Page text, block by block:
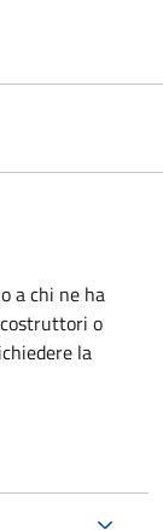
a chi ne ha
o
la